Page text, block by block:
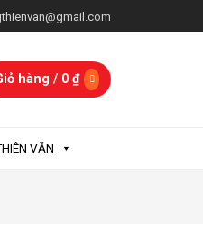
hàng / 0₫
VĂN